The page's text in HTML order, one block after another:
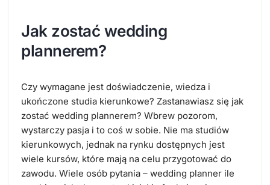
Jak zostać wedding
plannerem?
Czy wymagane jest doświadczenie, wiedza i
ukończone studia kierunkowe? Zastanawiasz się jak
zostać wedding plannerem? Wbrew pozorom,
wystarczy pasja i to coś w sobie. Nie ma studiów
kierunkowych, jednak na rynku dostępnych jest
wiele kursów, które mają na celu przygotować do
zawodu. Wiele osób pytania – wedding planner ile